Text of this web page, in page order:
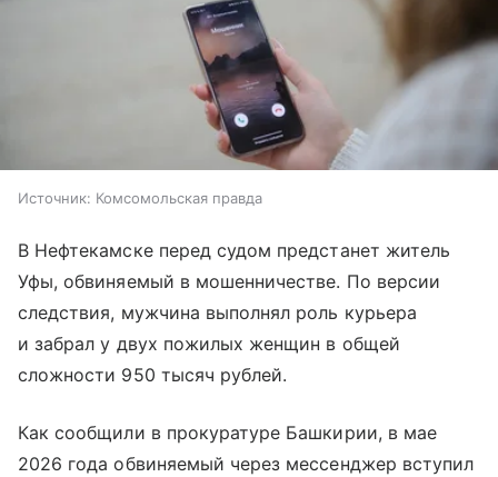
Источник: Комсомольская правда
В Нефтекамске перед судом предстанет житель
Уфы, обвиняемый в мошенничестве. По версии
следствия, мужчина выполнял роль курьера
и забрал у двух пожилых женщин в общей
сложности 950 тысяч рублей.
Как сообщили в прокуратуре Башкирии, в мае
2026 года обвиняемый через мессенджер вступил